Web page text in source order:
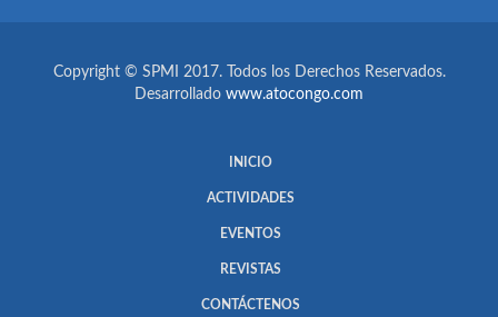
Copyright © SPMI 2017. Todos los Derechos Reservados.
Desarrollado www.atocongo.com
INICIO
ACTIVIDADES
EVENTOS
REVISTAS
CONTÁCTENOS